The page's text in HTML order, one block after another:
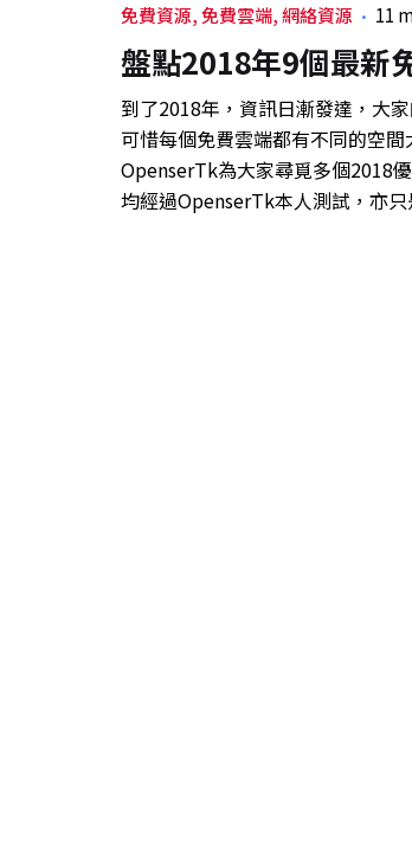
免費資源 免費雲端 網絡資源 11
盤點2018年9個最新
到了2018年，資訊日漸發達，大
可惜每個免費雲端都有不同的空
OpenserTk為大家尋覓多個2018
均經過OpenserTk本人測試，亦